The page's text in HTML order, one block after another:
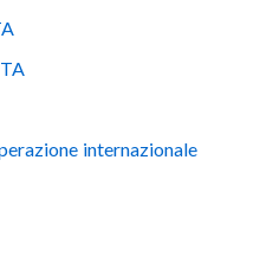
internazionale